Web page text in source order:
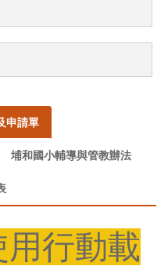
申請單
埔和國小輔導與管教辦法
行動載